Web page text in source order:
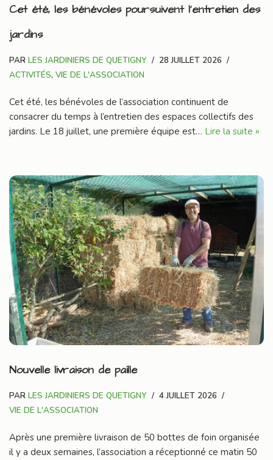
Cet été, les bénévoles poursuivent l’entretien des
jardins
PAR LES JARDINIERS DE QUETIGNY
28 JUILLET 2026
ACTIVITÉS, VIE DE L'ASSOCIATION
Cet été, les bénévoles de l’association continuent de
consacrer du temps à l’entretien des espaces collectifs des
jardins. Le 18 juillet, une première équipe est… Lire la suite »
Nouvelle livraison de paille
PAR LES JARDINIERS DE QUETIGNY
4 JUILLET 2026
VIE DE L'ASSOCIATION
Après une première livraison de 50 bottes de foin organisée
il y a deux semaines, l’association a réceptionné ce matin 50